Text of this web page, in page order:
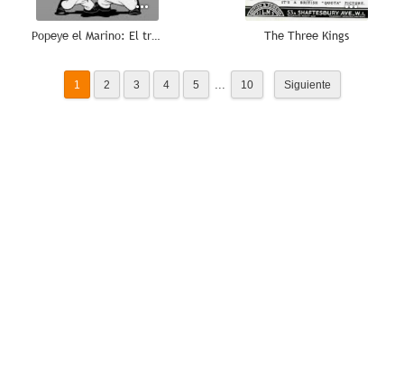
Popeye el Marino: El trapecista volador The Three Kings
1 2 3 4 5 ... 10 Siguiente